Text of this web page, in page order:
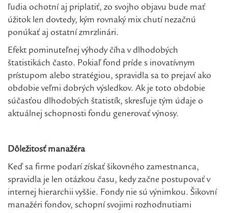
ľudia ochotní aj priplatiť, zo svojho objavu bude mať
úžitok len dovtedy, kým rovnaký mix chutí nezačnú
ponúkať aj ostatní zmrzlinári.
Efekt pominuteľnej výhody číha v dlhodobých
štatistikách často. Pokiaľ fond príde s inovatívnym
prístupom alebo stratégiou, spravidla sa to prejaví ako
obdobie veľmi dobrých výsledkov. Ak je toto obdobie
súčasťou dlhodobých štatistík, skresľuje tým údaje o
aktuálnej schopnosti fondu generovať výnosy.
Dôležitosť manažéra
Keď sa firme podarí získať šikovného zamestnanca,
spravidla je len otázkou času, kedy začne postupovať v
internej hierarchii vyššie. Fondy nie sú výnimkou. Šikovní
manažéri fondov, schopní svojimi rozhodnutiami